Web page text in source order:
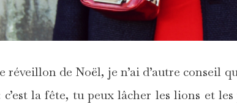
réveillon de Noël, je n’ai d’autre conseil
la fête, tu peux lâcher les lions et